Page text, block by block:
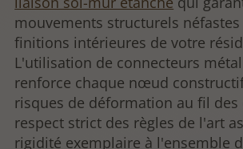
mouvements structurels
finitions intérieures de votre
L'utilisation de connecteurs
renforce chaque nœud
risques de déformation au fil des
respect strict des règles de l'art
rigidité exemplaire à l'ensemble